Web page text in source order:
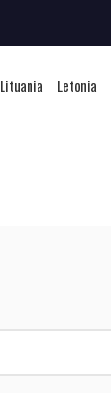
Lituania Letonia